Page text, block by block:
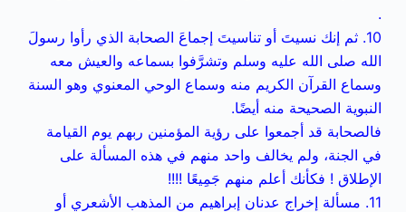
.
10. ثم إنك نسيتَ أو تناسيتَ إجماعَ الصحابة الذي رأوا رسولَ
الله صلى الله عليه وسلم وتشرَّفوا بسماعه والعيش معه
وسماع القرآن الكريم منه وسماع الوحي المعنوي وهو السنة
النبوية الصحيحة منه أيضًا.
فالصحابة قد أجمعوا على رؤية المؤمنين ربهم يوم القيامة
في الجنة، ولم يخالف واحد منهم في هذه المسألة على
الإطلاق ! فكأنك أعلم منهم جَمِيعًا !!!!
11. مسألة إخراج عدنان إبراهيم من المذهب الأشعري أو